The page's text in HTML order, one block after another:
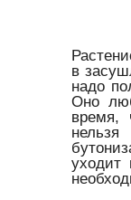
в
надо
Оно
время,
уходит